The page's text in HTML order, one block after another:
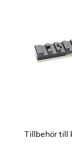
Tillbehör till